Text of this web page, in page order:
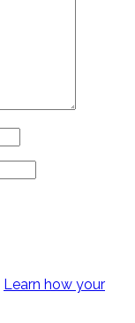
Learn how your